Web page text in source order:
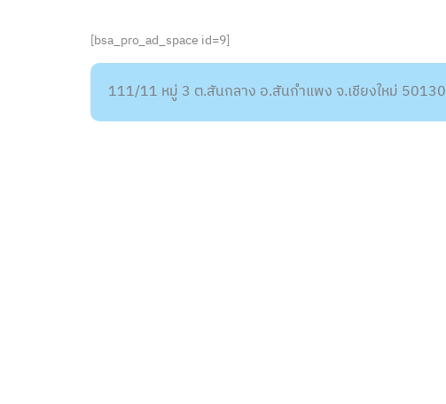
[bsa_pro_ad_space id=9]
111/11 หมู่ 3 ต.สันกลาง อ.สันกำแพง จ.เชียงใหม่ 50130